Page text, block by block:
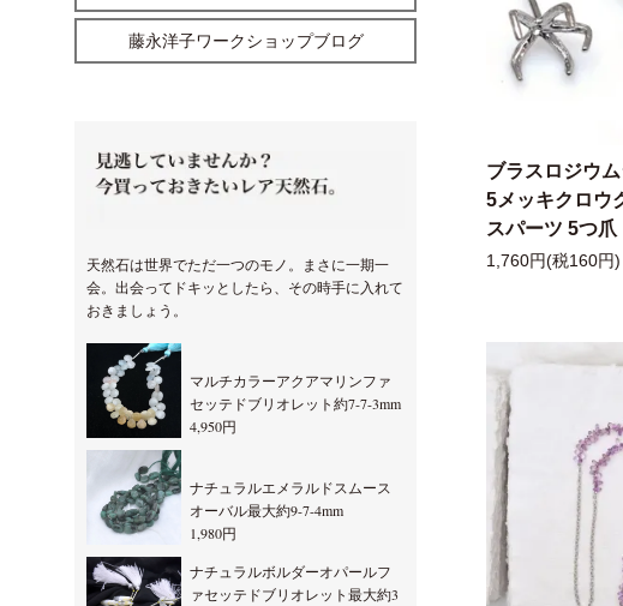
ブラスロジウ
5メッキクロウ
スパーツ 5つ爪
1,760円(税160円)
藤永洋子ワークショップブログ
天然石は世界でただ一つのモノ。まさに一期一
会。出会ってドキッとしたら、その時手に入れて
おきましょう。
マルチカラーアクアマリンファ
セッテドブリオレット約7-7-3mm
4,950円
ナチュラルエメラルドスムース
オーバル最大約9-7-4mm
1,980円
ナチュラルボルダーオパールフ
ァセッテドブリオレット最大約3